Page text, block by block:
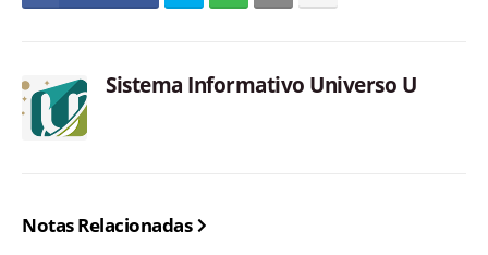
Sistema Informativo Universo U
Notas Relacionadas